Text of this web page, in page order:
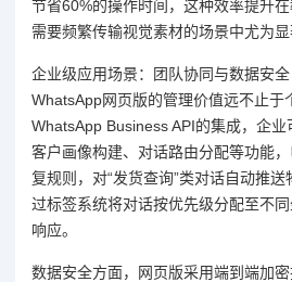
节省60%的操作时间，这种效率提升
需要频繁传输视觉素材的场景中尤为显
企业级应用场景：团队协同与数据安全
WhatsApp网页版的管理价值远不止于
WhatsApp Business API的集成，企业
客户画像构建、对话路由分配等功能
复规则，对“发货查询”类对话自动推
过标签系统将对话按优先级分配至不
响应。
数据安全方面，网页版采用端到端加